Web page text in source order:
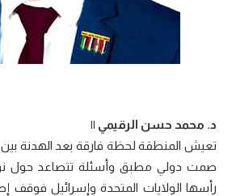
د. محمد حسن الرقيمي ||
تعيش المنطقة لحظة فارقة بعد الهدنة
صمت دولي مطبق وأسئلة تتصاعد حول
رأسها الولايات المتحدة وإسرائيل فوقف